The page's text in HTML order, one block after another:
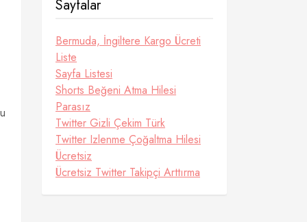
Sayfalar
Bermuda, İngiltere Kargo Ücreti
Liste
Sayfa Listesi
Shorts Beğeni Atma Hilesi
Parasız
Twitter Gizli Çekim Türk
Twitter Izlenme Çoğaltma Hilesi
Ücretsiz
Ücretsiz Twitter Takipçi Arttırma